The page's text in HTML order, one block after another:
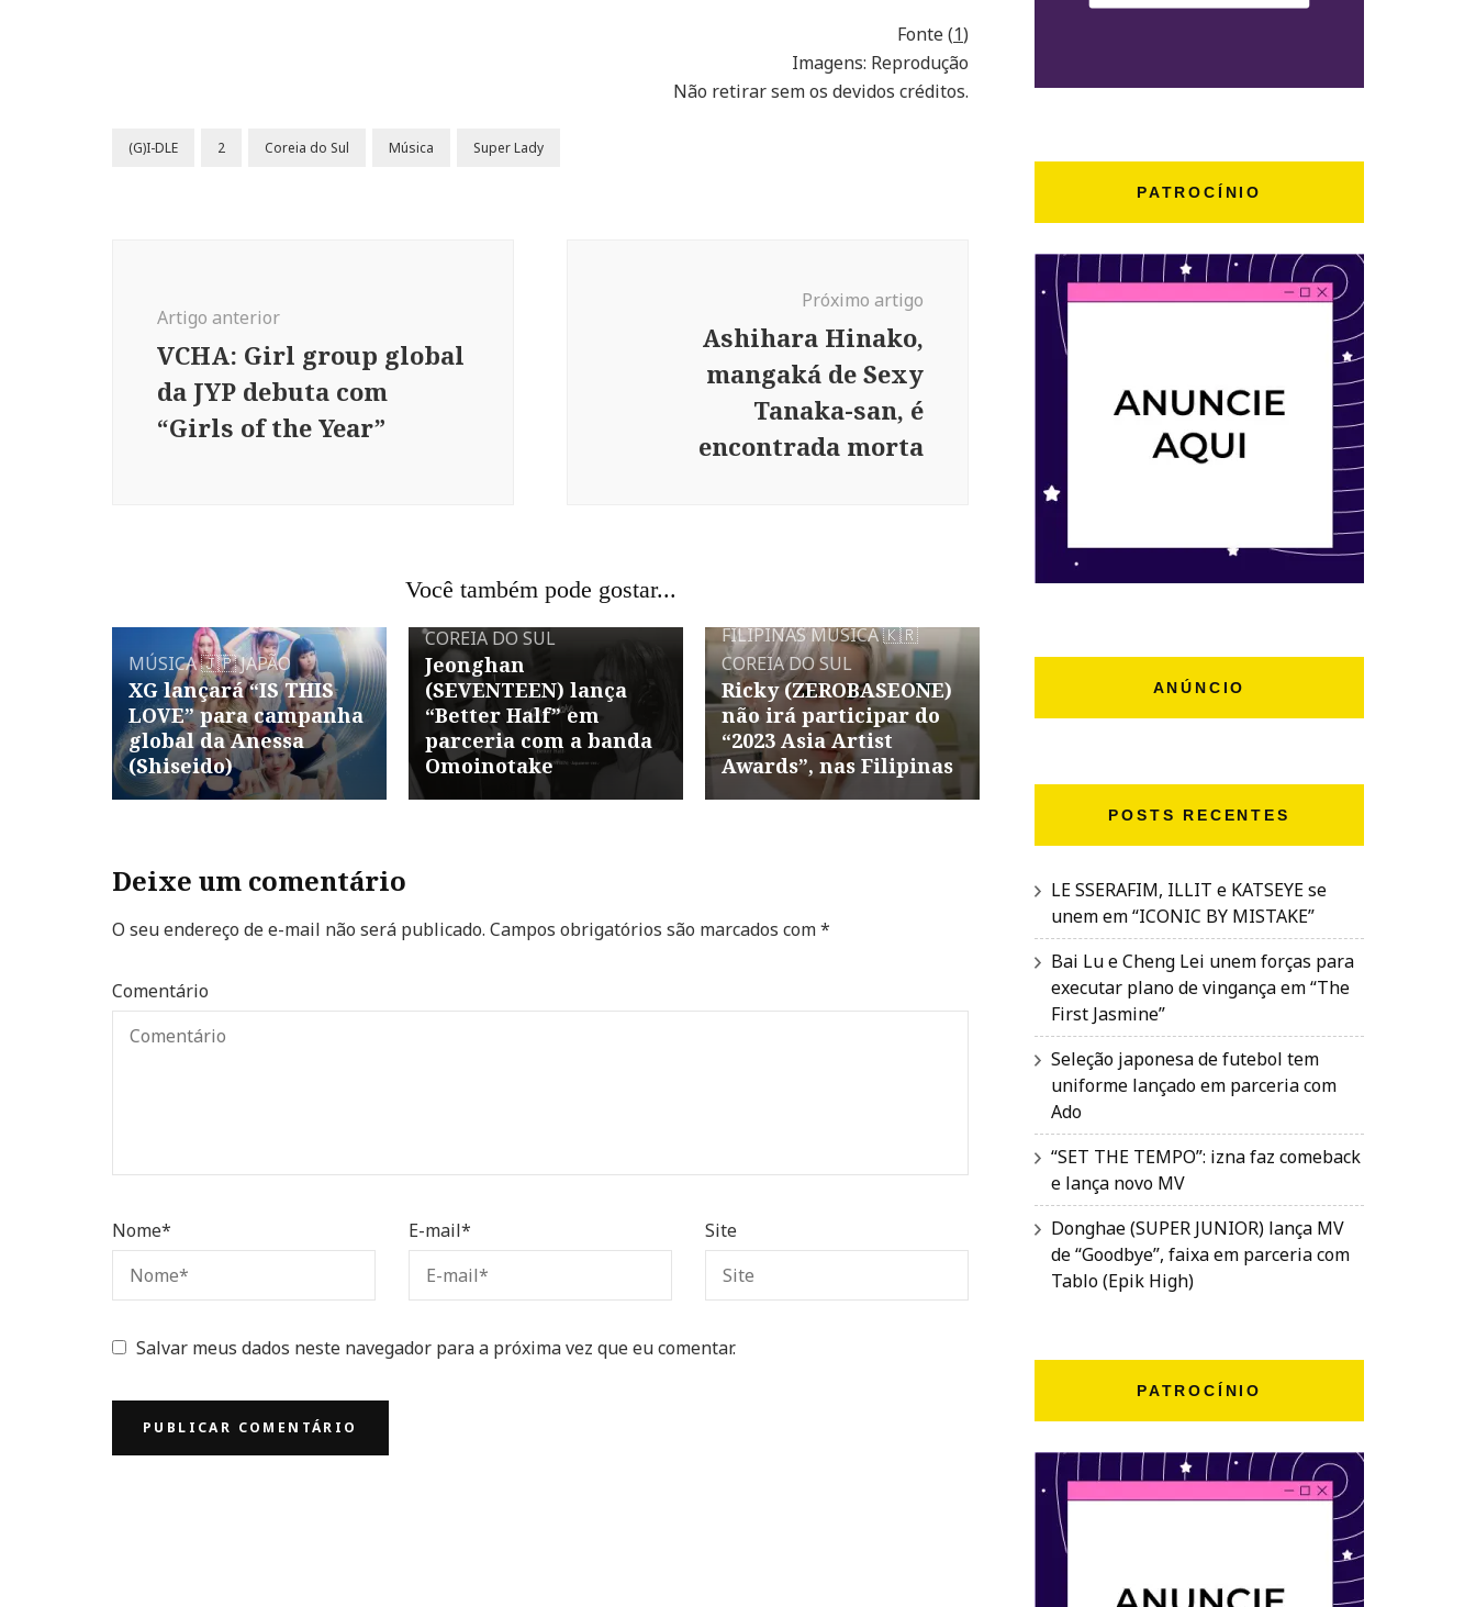
Fonte (1)
Imagens: Reprodução
Não retirar sem os devidos créditos.
(G)I-DLE 2 Coreia do Sul Música Super Lady
Artigo anterior
VCHA: Girl group global
da JYP debuta com
“Girls of the Year”
Próximo artigo
Ashihara Hinako,
mangaká de Sexy
Tanaka-san, é
encontrada morta
Você também pode gostar...
MÚSICA🇯🇵 JAPÃO
XG lançará “IS THIS
LOVE” para campanha
global da Anessa
(Shiseido)
🇯🇵 JAPÃO
🇰🇷
COREIA DO SUL
Jeonghan
(SEVENTEEN) lança
“Better Half” em
parceria com a banda
Omoinotake
FILIPINASMÚSICA🇰🇷
COREIA DO SUL
Ricky (ZEROBASEONE)
não irá participar do
“2023 Asia Artist
Awards”, nas Filipinas
Deixe um comentário
O seu endereço de e-mail não será publicado. Campos obrigatórios são marcados com*
Comentário
Nome* E-mail* Site
Salvar meus dados neste navegador para a próxima vez que eu comentar.
PATROCÍNIO
ANÚNCIO
POSTS RECENTES
LE SSERAFIM, ILLIT e KATSEYE se
unem em “ICONIC BY MISTAKE”
Bai Lu e Cheng Lei unem forças para
executar plano de vingança em “The
First Jasmine”
Seleção japonesa de futebol tem
uniforme lançado em parceria com
Ado
“SET THE TEMPO”: izna faz comeback
e lança novo MV
Donghae (SUPER JUNIOR) lança MV
de “Goodbye”, faixa em parceria com
Tablo (Epik High)
PATROCÍNIO